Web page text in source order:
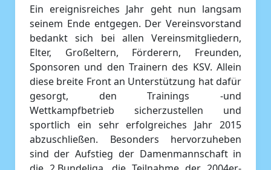
Ein ereignisreiches Jahr geht nun langsam
seinem Ende entgegen. Der Vereinsvorstand
bedankt sich bei allen Vereinsmitgliedern,
Elter, Großeltern, Förderern, Freunden,
Sponsoren und den Trainern des KSV. Allein
diese breite Front an Unterstützung hat dafür
gesorgt, den Trainings -und
Wettkampfbetrieb sicherzustellen und
sportlich ein sehr erfolgreiches Jahr 2015
abzuschließen. Besonders hervorzuheben
sind der Aufstieg der Damenmannschaft in
Rutsch“
ins
Jahr
2016!